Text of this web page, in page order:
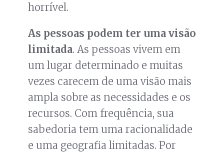
horrível.
As pessoas podem ter uma visão
limitada. As pessoas vivem em
um lugar determinado e muitas
vezes carecem de uma visão mais
ampla sobre as necessidades e os
recursos. Com frequência, sua
sabedoria tem uma racionalidade
e uma geografia limitadas. Por